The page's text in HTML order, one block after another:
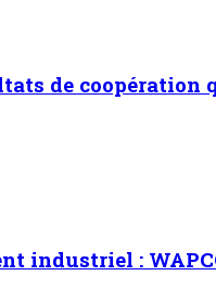
de
industriel :